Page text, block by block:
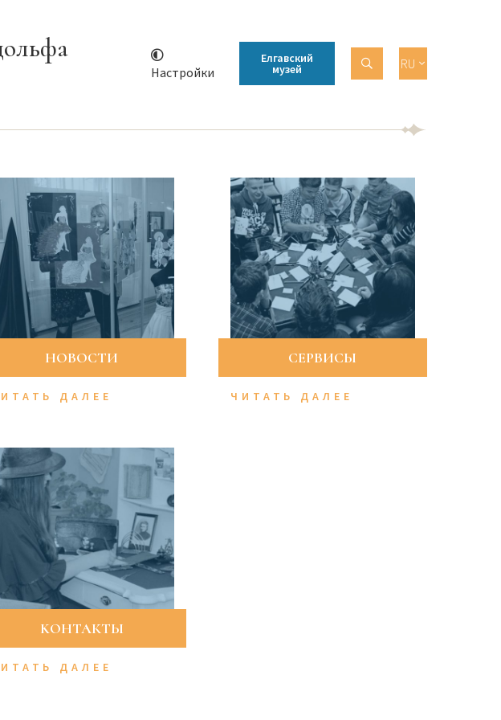
Настройки
Елгавский
музей RU
НОВОСТИ
ДАЛЕЕ
СЕРВИСЫ
ЧИТАТЬ ДАЛЕЕ
KОНТАКТЫ
ДАЛЕЕ